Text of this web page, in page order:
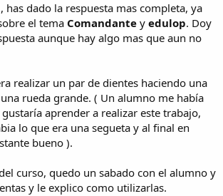
, has dado la respuesta mas completa, ya
el tema Comandante y edulop. Doy
aunque hay algo mas que aun no
realizar un par de dientes haciendo una
rueda grande. ( Un alumno me había
aprender a realizar este trabajo,
lo que era una segueta y al final en
bueno ).
curso, quedo un sabado con el alumno y
y le explico como utilizarlas.